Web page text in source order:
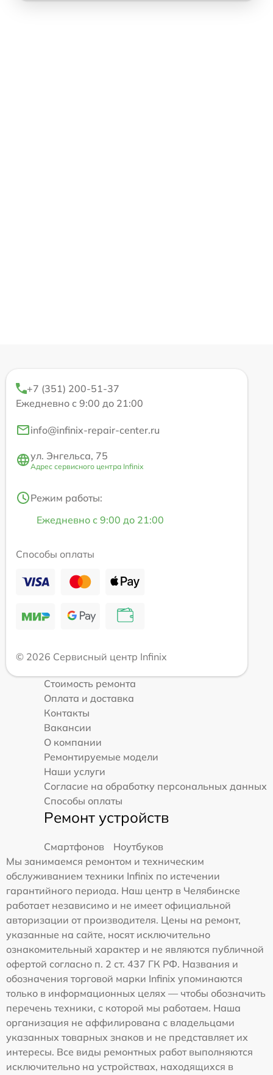
+7 (351) 200-51-37
Ежедневно с 9:00 до 21:00
info@infinix-repair-center.ru
ул. Энгельса, 75
Адрес сервисного центра Infinix
Режим работы:
Ежедневно с 9:00 до 21:00
Способы оплаты
© 2026 Сервисный центр Infinix
Стоимость ремонта
Оплата и доставка
Контакты
Вакансии
О компании
Ремонтируемые модели
Наши услуги
Согласие на обработку персональных данных
Способы оплаты
Ремонт устройств
Смартфонов
Ноутбуков
Мы занимаемся ремонтом и техническим
обслуживанием техники Infinix по истечении
гарантийного периода. Наш центр в Челябинске
работает независимо и не имеет официальной
авторизации от производителя. Цены на ремонт,
указанные на сайте, носят исключительно
ознакомительный характер и не являются публичной
офертой согласно п. 2 ст. 437 ГК РФ. Названия и
обозначения торговой марки Infinix упоминаются
только в информационных целях — чтобы обозначить
перечень техники, с которой мы работаем. Наша
организация не аффилирована с владельцами
указанных товарных знаков и не представляет их
интересы. Все виды ремонтных работ выполняются
исключительно на устройствах, находящихся в